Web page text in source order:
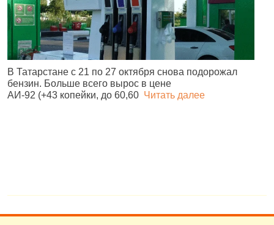
В Татарстане с 21 по 27 октября снова подорожал
бензин. Больше всего вырос в цене
АИ‑92 (+43 копейки, до 60,60 Читать далее